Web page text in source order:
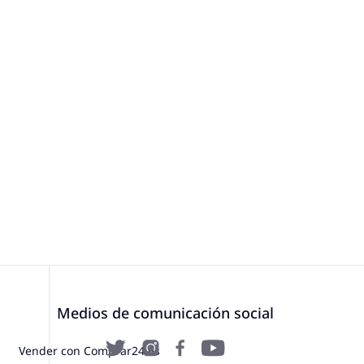
Vender con Comprar24.es
Medios de comunicación social